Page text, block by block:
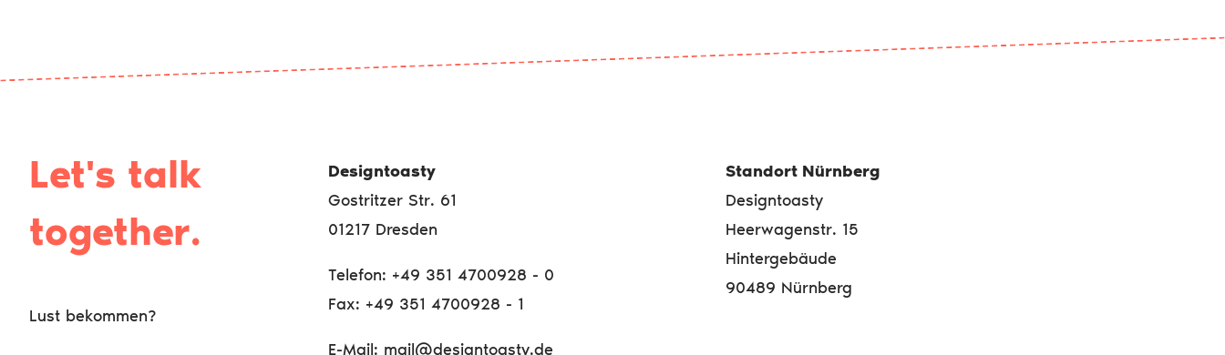
Let's talk|
together.
Lust bekommen?
Designtoasty
Gostritzer Str. 61
01217 Dresden
Telefon: +49 351 4700928 - 0
Fax: +49 351 4700928 - 1
E-Mail: mail@designtoasty.de
Standort Nürnberg
Designtoasty
Heerwagenstr. 15
Hintergebäude
90489 Nürnberg